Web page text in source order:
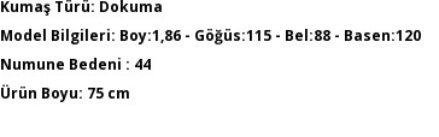
Kumaş Türü: Dokuma
Model Bilgileri: Boy:1,86 - Göğüs:115 - Bel:88 - Basen:120
Numune Bedeni : 44
Ürün Boyu: 75 cm